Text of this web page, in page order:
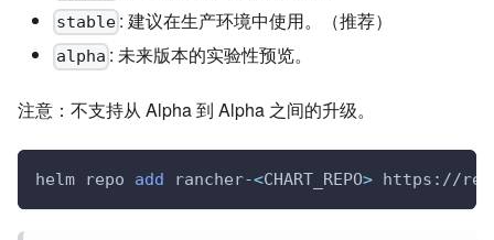
stable : 建议在生产环境中使用。（推荐）
alpha : 未来版本的实验性预览。
注意：不支持从 Alpha 到 Alpha 之间的升级。
helm repo add rancher-<CHART_REPO> https://